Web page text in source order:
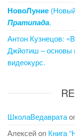
НовоЛуние
Пратипада.
Антон Кузнецов:
Джйотиш – основы
видеокурс.
ШколаВедаврата
Алексейon Книга